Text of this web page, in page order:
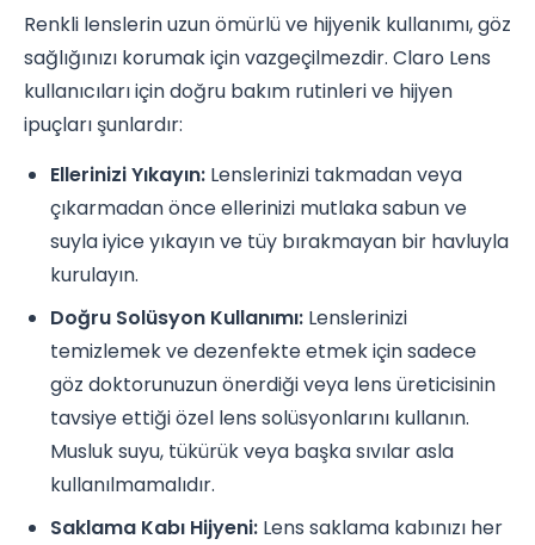
Renkli lenslerin uzun ömürlü ve hijyenik kullanımı, göz
sağlığınızı korumak için vazgeçilmezdir. Claro Lens
kullanıcıları için doğru bakım rutinleri ve hijyen
ipuçları şunlardır:
Ellerinizi Yıkayın: Lenslerinizi takmadan veya
çıkarmadan önce ellerinizi mutlaka sabun ve
suyla iyice yıkayın ve tüy bırakmayan bir havluyla
kurulayın.
Doğru Solüsyon Kullanımı: Lenslerinizi
temizlemek ve dezenfekte etmek için sadece
göz doktorunuzun önerdiği veya lens üreticisinin
tavsiye ettiği özel lens solüsyonlarını kullanın.
Musluk suyu, tükürük veya başka sıvılar asla
kullanılmamalıdır.
Saklama Kabı Hijyeni: Lens saklama kabınızı her